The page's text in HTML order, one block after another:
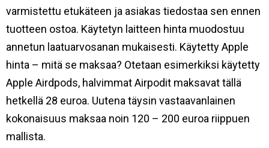
varmistettu etukäteen ja asiakas tiedostaa sen ennen
tuotteen ostoa. Käytetyn laitteen hinta muodostuu
annetun laatuarvosanan mukaisesti. Käytetty Apple
hinta – mitä se maksaa? Otetaan esimerkiksi käytetty
Apple Airdpods, halvimmat Airpodit maksavat tällä
hetkellä 28 euroa. Uutena täysin vastaavanlainen
kokonaisuus maksaa noin 120 – 200 euroa riippuen
mallista.